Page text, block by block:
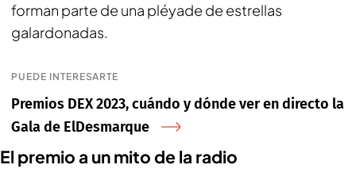
forman parte de una pléyade de estrellas
galardonadas.
PUEDE INTERESARTE
Premios DEX 2023, cuándo y dónde ver en directo la
Gala de ElDesmarque
El premio a un mito de la radio